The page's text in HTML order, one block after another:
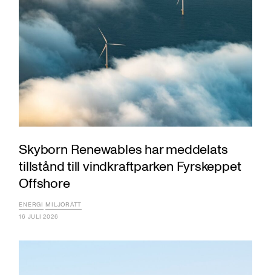
Skyborn Renewables har meddelats
tillstånd till vindkraftparken Fyrskeppet
Offshore
ENERGI MILJÖRÄTT
16 JULI 2026